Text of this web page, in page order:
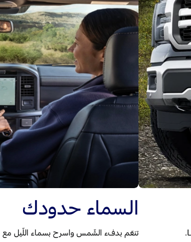
السماء حدودك
تنعّم بدفء الشّمس واسرح بسماء اللّيل